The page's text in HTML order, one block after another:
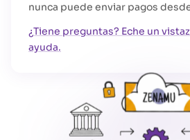
nunca puede enviar pagos
¿Tiene preguntas? Eche un
ayuda.